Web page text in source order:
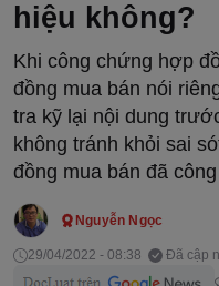
hiệu không?
Khi công chứng hợp
đồng mua bán nói
tra kỹ lại nội dung
không tránh khỏi sai
đồng mua bán đã
Nguyễn Ngọc
29/04/2022 - 08:38
Đã cập